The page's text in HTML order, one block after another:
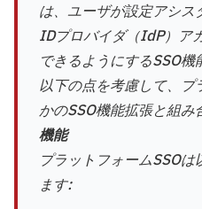
は、ユーザが設定アシ
IDプロバイダ（IdP）ア
できるようにするSSO機
以下の点を考慮して、プ
かのSSO機能拡張と組
機能
プラットフォームSSO
ます: